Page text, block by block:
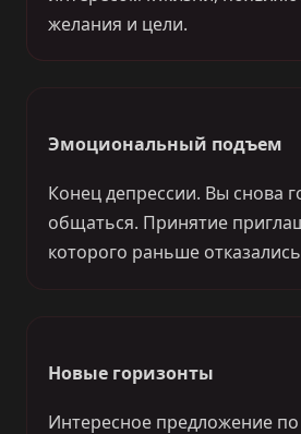
желания и цели.
Эмоциональный подъем
Конец депрессии. Вы снова
общаться. Принятие
которого раньше
Новые горизонты
Интересное предложение